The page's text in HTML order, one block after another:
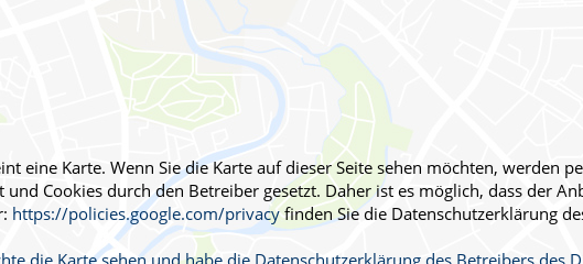
und Schlafmedizin
Männerkrankheiten
eine Karte. Wenn Sie die Karte auf dieser Seite sehen möchten, werden
und Cookies durch den Betreiber gesetzt. Daher ist es möglich, dass der
https://policies.google.com/privacyfinden Sie die Datenschutzerklärung
die Karte sehen und habe die Datenschutzerklärung des Betreibers des